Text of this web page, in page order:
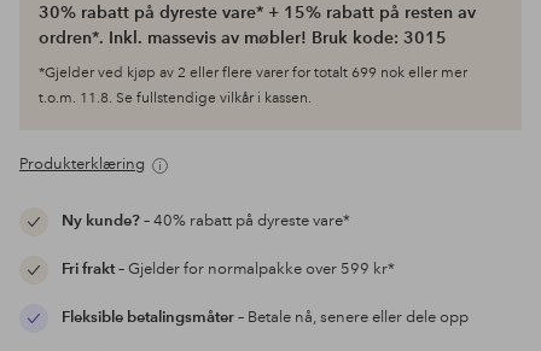
30% rabatt på dyreste vare* + 15% rabatt på resten av
ordren*. Inkl. massevis av møbler! Bruk kode: 3015
*Gjelder ved kjøp av 2 eller flere varer for totalt 699 nok eller mer
t.o.m. 11.8. Se fullstendige vilkår i kassen.
Produkterklæring
Ny kunde?– 40% rabatt på dyreste vare*
Fri frakt– Gjelder for normalpakke over 599 kr*
Fleksible betalingsmåter– Betale nå, senere eller dele opp